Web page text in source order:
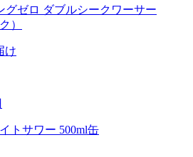
グゼロ ダブルシークワーサー
）
け